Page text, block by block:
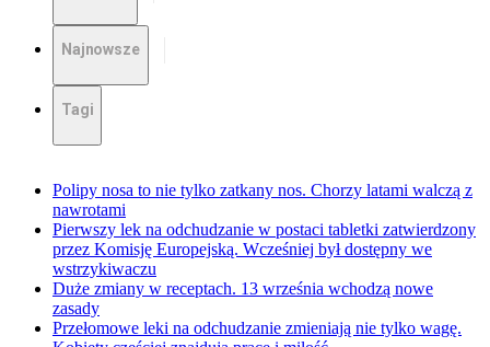
Najnowsze
Tagi
Polipy nosa to nie tylko zatkany nos. Chorzy latami walczą z
nawrotami
Pierwszy lek na odchudzanie w postaci tabletki zatwierdzony
przez Komisję Europejską. Wcześniej był dostępny we
wstrzykiwaczu
Duże zmiany w receptach. 13 września wchodzą nowe
zasady
Przełomowe leki na odchudzanie zmieniają nie tylko wagę.